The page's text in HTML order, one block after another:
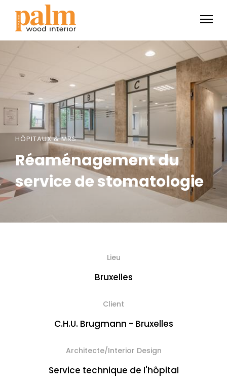
HÔPITAUX & MRS
Réaménagement du
service de stomatologie
Lieu
Bruxelles
Client
C.H.U. Brugmann - Bruxelles
Architecte/Interior Design
Service technique de l'hôpital